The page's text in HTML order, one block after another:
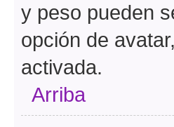
y peso pueden
opción de
activada.
Arriba